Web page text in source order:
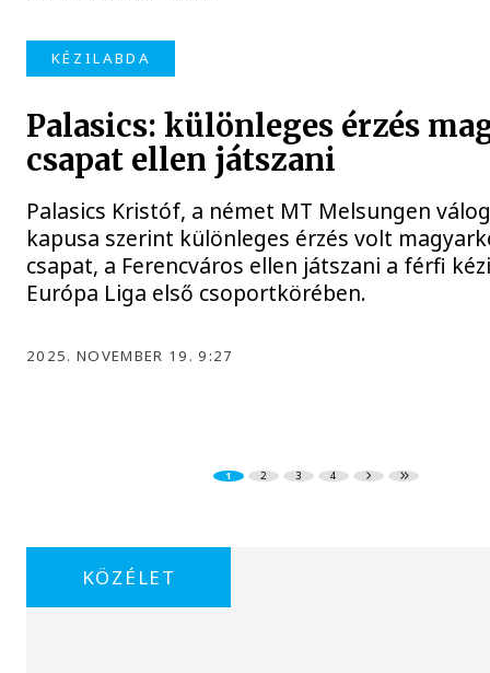
KÉZILABDA
Palasics: különleges érzés
csapat ellen játszani
Palasics Kristóf, a német MT Melsungen
kapusa szerint különleges érzés volt
csapat, a Ferencváros ellen játszani a férfi
Európa Liga első csoportkörében.
2025. NOVEMBER 19. 9:27
1 2 3 4
KÖZÉLET